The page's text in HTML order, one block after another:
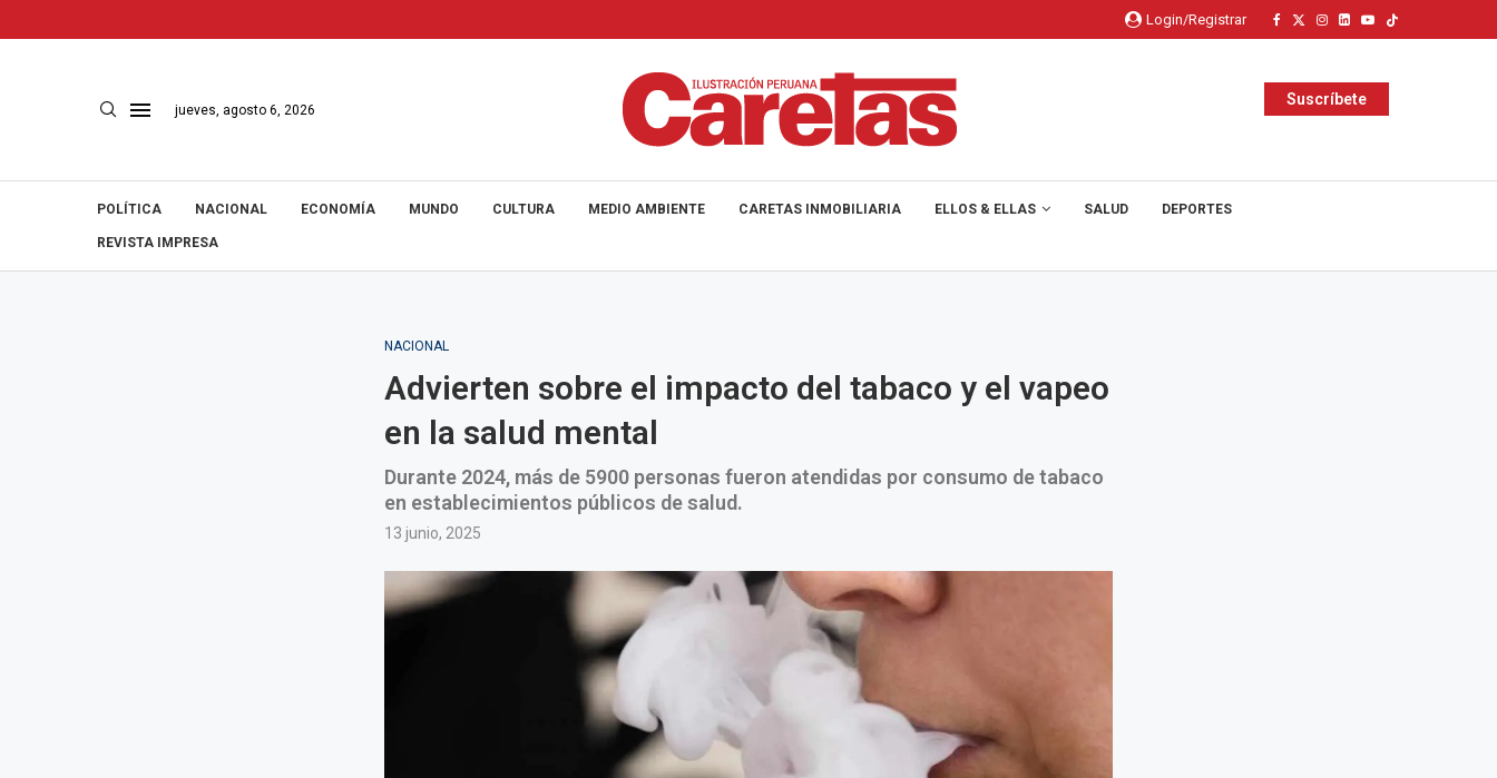
Login/Registrar
jueves, agosto 6, 2026
Suscríbete
POLÍTICA NACIONAL ECONOMÍA MUNDO CULTURA MEDIO AMBIENTE CARETAS INMOBILIARIA ELLOS & ELLAS SALUD DEPORTES
REVISTA IMPRESA
NACIONAL
Advierten sobre el impacto del tabaco y el vapeo
en la salud mental
Durante 2024, más de 5900 personas fueron atendidas por consumo de tabaco
en establecimientos públicos de salud.
13 junio, 2025